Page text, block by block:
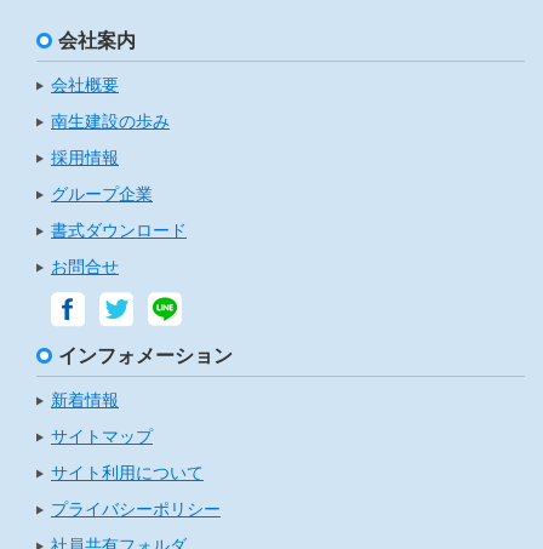
会社案内
会社概要
南生建設の歩み
採用情報
グループ企業
書式ダウンロード
お問合せ
インフォメーション
新着情報
サイトマップ
サイト利用について
プライバシーポリシー